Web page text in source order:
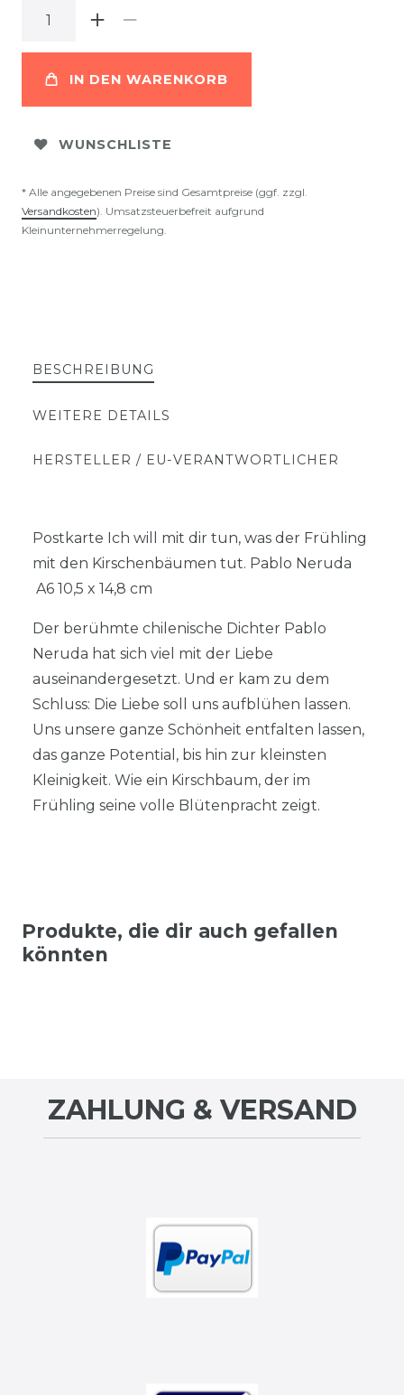
IN DEN WARENKORB
WUNSCHLISTE
* Alle angegebenen Preise sind Gesamtpreise (ggf. zzgl.
Versandkosten). Umsatzsteuerbefreit aufgrund
Kleinunternehmerregelung.
BESCHREIBUNG
WEITERE DETAILS
HERSTELLER / EU-VERANTWORTLICHER
Postkarte Ich will mit dir tun, was der Frühling
mit den Kirschenbäumen tut. Pablo Neruda
A6 10,5 x 14,8 cm
Der berühmte chilenische Dichter Pablo
Neruda hat sich viel mit der Liebe
auseinandergesetzt. Und er kam zu dem
Schluss: Die Liebe soll uns aufblühen lassen.
Uns unsere ganze Schönheit entfalten lassen,
das ganze Potential, bis hin zur kleinsten
Kleinigkeit. Wie ein Kirschbaum, der im
Frühling seine volle Blütenpracht zeigt.
Produkte, die dir auch gefallen
könnten
ZAHLUNG & VERSAND